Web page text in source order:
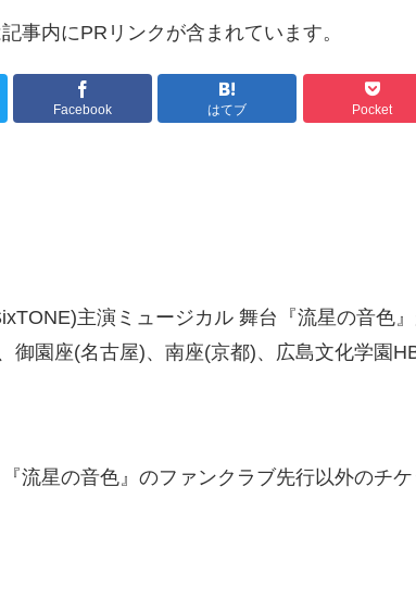
事内にPRリンクが含まれています。
Facebook はてブ Pocket
主演ミュージカル 舞台『流星の音色
御園座(名古屋)、南座(京都)、広島文化学園
流星の音色』のファンクラブ先行以外のチ